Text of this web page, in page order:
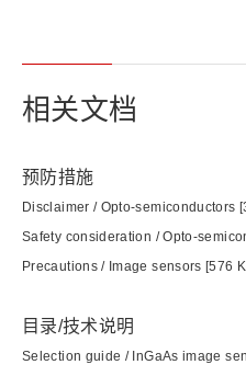
相关文档
预防措施
Disclaimer / Opto-semiconductors
Safety consideration / Opto-
Precautions / Image sensors [576
目录/技术说明
Selection guide / InGaAs image